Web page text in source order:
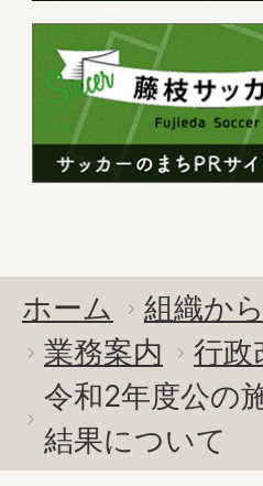
ホーム 組織か
業務案内
行政
令和2年度公の
結果について